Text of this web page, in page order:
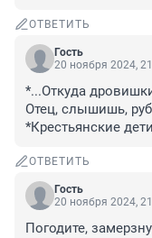
ОТВЕТИТЬ
Гость
20 ноября 2024,
*...Откуда
Отец, слышишь,
*Крестьянские
ОТВЕТИТЬ
Гость
20 ноября 2024,
Погодите,